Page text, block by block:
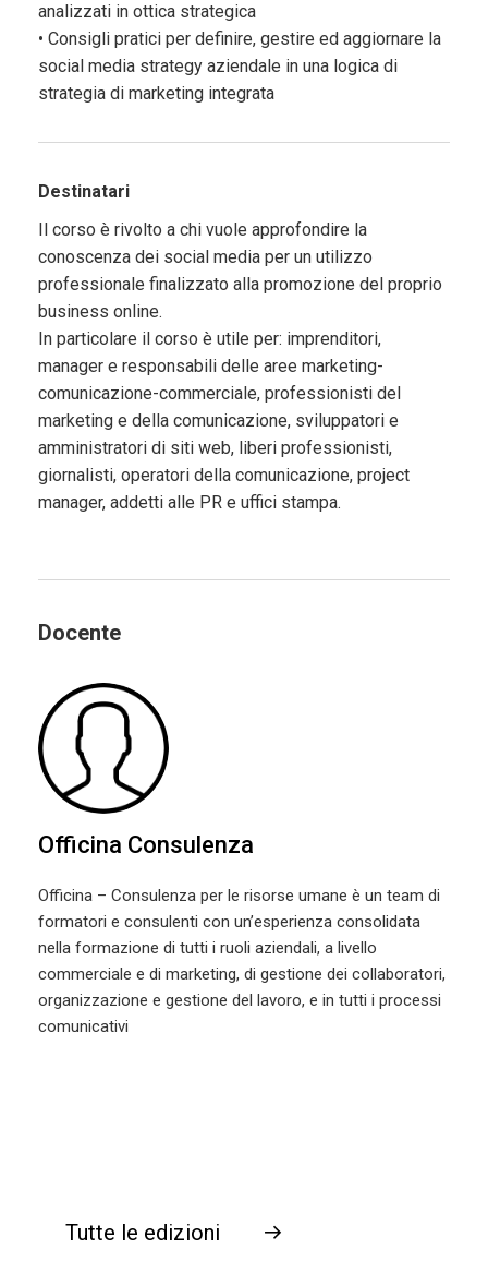
analizzati in ottica strategica
• Consigli pratici per definire, gestire ed aggiornare la
social media strategy aziendale in una logica di
strategia di marketing integrata
Destinatari
Il corso è rivolto a chi vuole approfondire la
conoscenza dei social media per un utilizzo
professionale finalizzato alla promozione del proprio
business online.
In particolare il corso è utile per: imprenditori,
manager e responsabili delle aree marketing-
comunicazione-commerciale, professionisti del
marketing e della comunicazione, sviluppatori e
amministratori di siti web, liberi professionisti,
giornalisti, operatori della comunicazione, project
manager, addetti alle PR e uffici stampa.
Docente
Officina Consulenza
Officina – Consulenza per le risorse umane è un team di
formatori e consulenti con un’esperienza consolidata
nella formazione di tutti i ruoli aziendali, a livello
commerciale e di marketing, di gestione dei collaboratori,
organizzazione e gestione del lavoro, e in tutti i processi
comunicativi
Tutte le edizioni →